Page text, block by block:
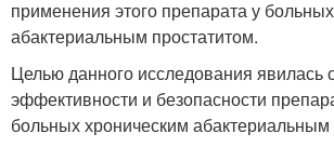
применения этого препарата у
абактериальным простатитом.
Целью данного исследования явилась
эффективности и безопасности
больных хроническим абактериальным